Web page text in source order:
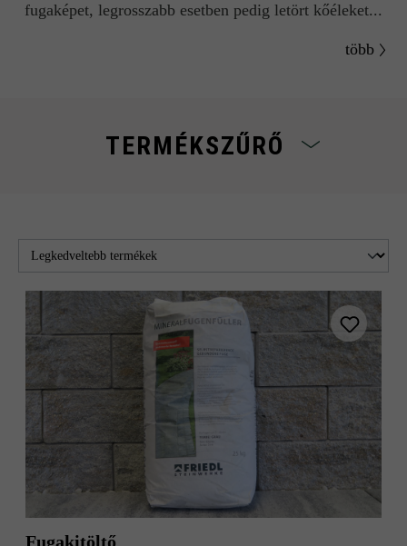
fugaképet, legrosszabb esetben pedig letört kőéleket...
több
TERMÉKSZŰRŐ
TERMÉKEINK
FUGÁZÓ ANYAG TARTOZÉK
EGYSZÍNŰ/ÁRNYALT
Fugakitöltő